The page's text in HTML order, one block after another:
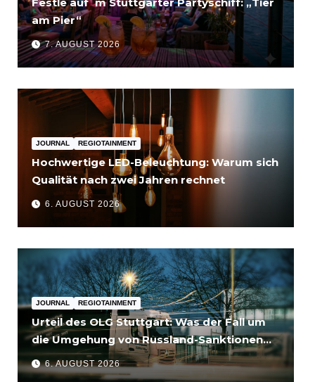
am Pier“
7. AUGUST 2026
JOURNAL REGIOTAINMENT
Hochwertige LED-Beleuchtung: Warum sich
Qualität nach zwei Jahren rechnet
6. AUGUST 2026
JOURNAL REGIOTAINMENT
Urteil des OLG Stuttgart: Was der Fall um
die Umgehung von Russland-Sanktionen
für Unternehmen bedeutet
6. AUGUST 2026